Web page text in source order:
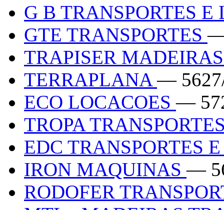
G B TRANSPORTES
GTE TRANSPORTES—
TRAPISER
TERRAPLANA—
ECO LOCACOES—
TROPA
EDC TRANSPORTES
IRON MAQUINAS—
RODOFER